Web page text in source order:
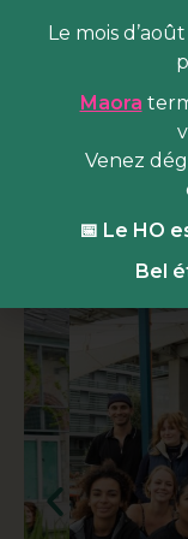
vertueuses. Nous
certification deux
Le mois
Maora
Venez
📅 Le HO
Bel